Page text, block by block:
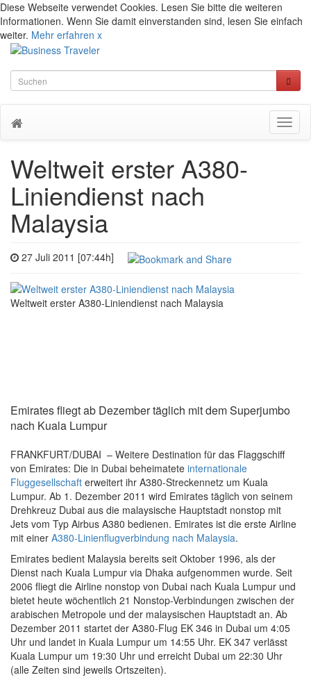
Diese Webseite verwendet Cookies. Lesen Sie bitte die weiteren
Informationen. Wenn Sie damit einverstanden sind, lesen Sie einfach
weiter. Mehr erfahren x
Weltweit erster A380-
Liniendienst nach
Malaysia
27 Juli 2011 [07:44h]
Weltweit erster A380-Liniendienst nach Malaysia
Emirates fliegt ab Dezember täglich mit dem Superjumbo
nach Kuala Lumpur
FRANKFURT/DUBAI – Weitere Destination für das Flaggschiff
von Emirates: Die in Dubai beheimatete internationale
Fluggesellschaft erweitert ihr A380-Streckennetz um Kuala
Lumpur. Ab 1. Dezember 2011 wird Emirates täglich von seinem
Drehkreuz Dubai aus die malaysische Hauptstadt nonstop mit
Jets vom Typ Airbus A380 bedienen. Emirates ist die erste Airline
mit einer A380-Linienflugverbindung nach Malaysia.
Emirates bedient Malaysia bereits seit Oktober 1996, als der
Dienst nach Kuala Lumpur via Dhaka aufgenommen wurde. Seit
2006 fliegt die Airline nonstop von Dubai nach Kuala Lumpur und
bietet heute wöchentlich 21 Nonstop-Verbindungen zwischen der
arabischen Metropole und der malaysischen Hauptstadt an. Ab
Dezember 2011 startet der A380-Flug EK 346 in Dubai um 4:05
Uhr und landet in Kuala Lumpur um 14:55 Uhr. EK 347 verlässt
Kuala Lumpur um 19:30 Uhr und erreicht Dubai um 22:30 Uhr
(alle Zeiten sind jeweils Ortszeiten).